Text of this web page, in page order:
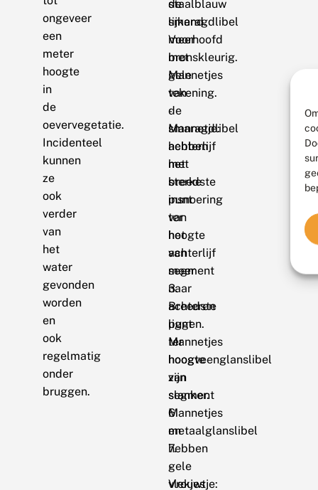
ongeveer
een
meter
hoogte
in
de
oevervegetatie.
Incidenteel
kunnen
ze
ook
verder
van
het
water
gevonden
worden
en
ook
regelmatig
onder
bruggen.
staalblauw
lijkend.
Voorhoofd
met
gele
tekening.
-
Mannetje:
achterlijf
met
sterke
insnoering
ter
hoogte
van
segment
3.
Breedste
punt
ter
hoogte
van
segment
6
en
7.
-
Vrouwtje:
de
smaragdlibel
meer
bronskleurig.
Mannetjes
van
de
smaragdlibel
hebben
het
breedste
punt
van
het
achterlijf
meer
naar
achteren
liggen.
Mannetjes
hoogveenglanslibel
zijn
slanker.
Mannetjes
metaalglanslibel
hebben
gele
vlekjes